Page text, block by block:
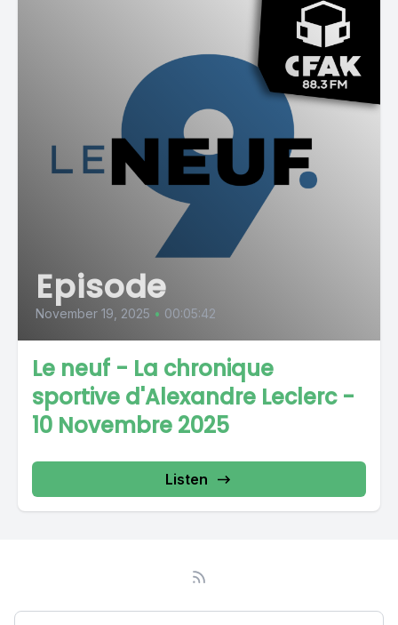
Episode
November 19, 2025 • 00:05:42
Le neuf - La chronique
sportive d'Alexandre Leclerc -
10 Novembre 2025
Listen